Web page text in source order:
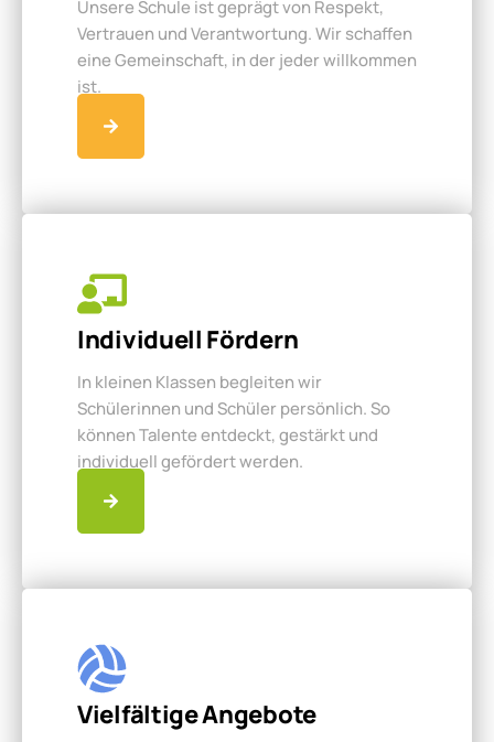
Unsere Schule ist geprägt von Respekt,
Vertrauen und Verantwortung. Wir schaffen
eine Gemeinschaft, in der jeder willkommen
ist.
Individuell Fördern
In kleinen Klassen begleiten wir
Schülerinnen und Schüler persönlich. So
können Talente entdeckt, gestärkt und
individuell gefördert werden.
Vielfältige Angebote